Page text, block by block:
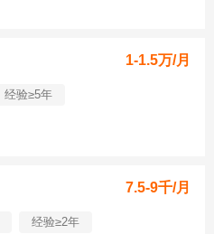
1-1.5万/月
经验≥5年
7.5-9千/月
经验≥2年